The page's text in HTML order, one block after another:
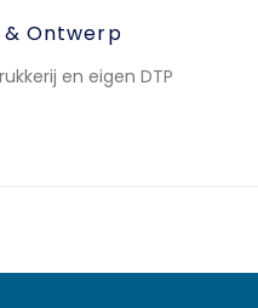
& Ontwerp
en eigen DTP